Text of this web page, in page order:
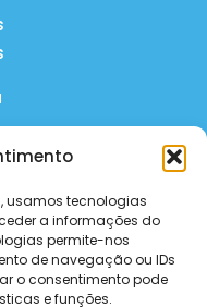
usamos tecnologias
a informações do
permite-nos
de navegação ou IDs
o consentimento pode
e funções.